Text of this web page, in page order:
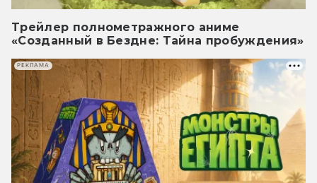
Трейлер полнометражного аниме
«Созданный в Бездне: Тайна пробуждения»
РЕКЛАМА